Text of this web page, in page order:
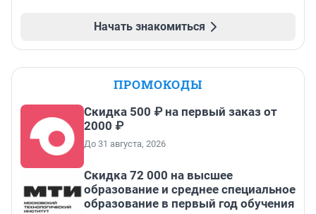
Начать знакомиться
ПРОМОКОДЫ
Скидка 500 ₽ на первый заказ от
2000 ₽
До 31 августа, 2026
Скидка 72 000 на высшее
образование и среднее специальное
образование в первый год обучения